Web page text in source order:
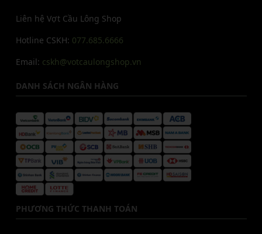
Liên hệ Vợt Cầu Lông Shop
Hotline CSKH: 077.685.6666
Email: cskh@votcaulongshop.vn
DANH SÁCH NGÂN HÀNG
PHƯƠNG THỨC THANH TOÁN